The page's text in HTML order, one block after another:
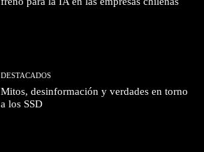
DESTACADOS
Mitos, desinformación y verdades en torno
a los SSD